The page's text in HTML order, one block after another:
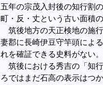
五年の宗茂入封後の知行割
町・反・丈という古い面積
筑後地方の天正検地の施
妻郡に長崎伊豆守竿頭によ
れを確証できる史料がない。
筑後における秀吉の「知
ろではまだ石高の表示はつ